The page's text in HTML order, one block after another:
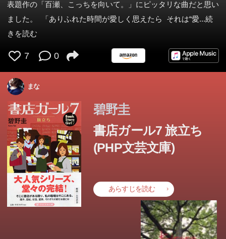
表題作の「百瀬、こっちを向いて。」にピッタリな曲だと思い
ました。 「ありふれた時間が愛しく思えたら それは“愛...続
きを読む
7 0
まな
碧野圭
書店ガール7 旅立ち
(PHP文芸文庫)
あらすじを読む